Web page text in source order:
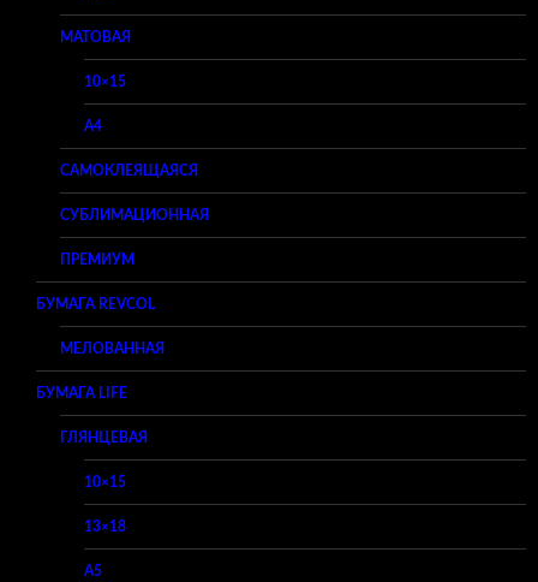
МАТОВАЯ
10×15
A4
САМОКЛЕЯЩАЯСЯ
СУБЛИМАЦИОННАЯ
ПРЕМИУМ
БУМАГА REVCOL
МЕЛОВАННАЯ
БУМАГА LIFE
ГЛЯНЦЕВАЯ
10×15
13×18
A5